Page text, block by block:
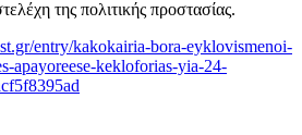
της πολιτικής προστασίας.
entry/kakokairia-bora-eyklovismenoi-
apayoreese-kekloforias-yia-24-